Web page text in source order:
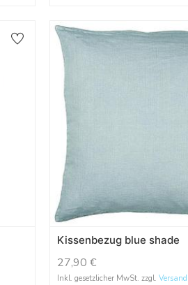
Kissenbezug blue shade
27,90 €
Inkl. gesetzlicher MwSt. zzgl.